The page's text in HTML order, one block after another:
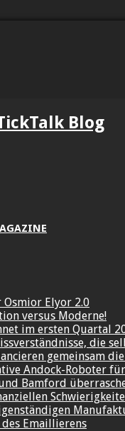
Blog
Elyor 2.0
versus Moderne!
im ersten Quartal
die
lancieren gemeinsam
Andock-Roboter
und Bamford
des Emaillierens